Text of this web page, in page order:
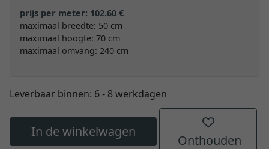
prijs per meter: 102.60 €
maximaal breedte: 50 cm
maximaal hoogte: 70 cm
maximaal omvang: 240 cm
Leverbaar binnen: 6 - 8 werkdagen
In de winkelwagen
Onthouden